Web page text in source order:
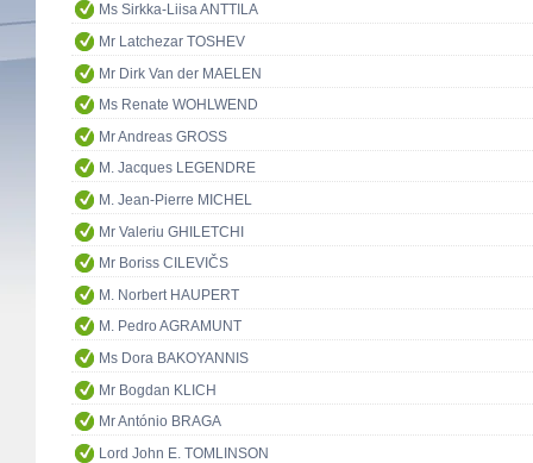
Ms Sirkka-Liisa ANTTILA
Mr Latchezar TOSHEV
Mr Dirk Van der MAELEN
Ms Renate WOHLWEND
Mr Andreas GROSS
M. Jacques LEGENDRE
M. Jean-Pierre MICHEL
Mr Valeriu GHILETCHI
Mr Boriss CILEVIČS
M. Norbert HAUPERT
M. Pedro AGRAMUNT
Ms Dora BAKOYANNIS
Mr Bogdan KLICH
Mr António BRAGA
Lord John E. TOMLINSON